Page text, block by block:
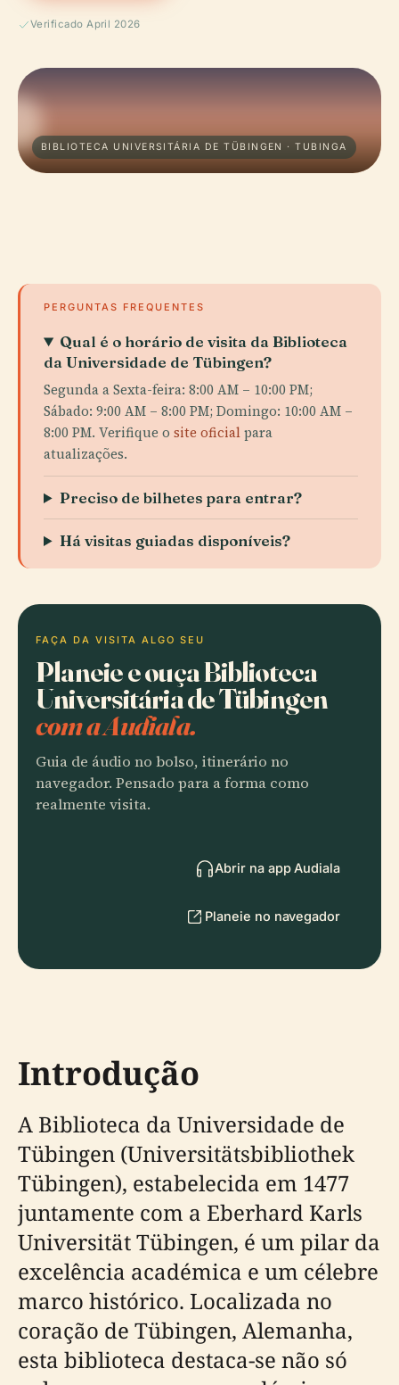
Verificado April 2026
BIBLIOTECA UNIVERSITÁRIA DE TÜBINGEN · TUBINGA
PERGUNTAS FREQUENTES
Qual é o horário de visita da Biblioteca
da Universidade de Tübingen?
Segunda a Sexta-feira: 8:00 AM – 10:00 PM;
Sábado: 9:00 AM – 8:00 PM; Domingo: 10:00 AM –
8:00 PM. Verifique o site oficialpara
atualizações.
Preciso de bilhetes para entrar?
Há visitas guiadas disponíveis?
FAÇA DA VISITA ALGO SEU
Planeie e ouça Biblioteca
Universitária de Tübingen
com a Audiala.
Guia de áudio no bolso, itinerário no
navegador. Pensado para a forma como
realmente visita.
Abrir na app Audiala
Planeie no navegador
Introdução
A Biblioteca da Universidade de
Tübingen (Universitätsbibliothek
Tübingen), estabelecida em 1477
juntamente com a Eberhard Karls
Universität Tübingen, é um pilar da
excelência académica e um célebre
marco histórico. Localizada no
coração de Tübingen, Alemanha,
esta biblioteca destaca-se não só